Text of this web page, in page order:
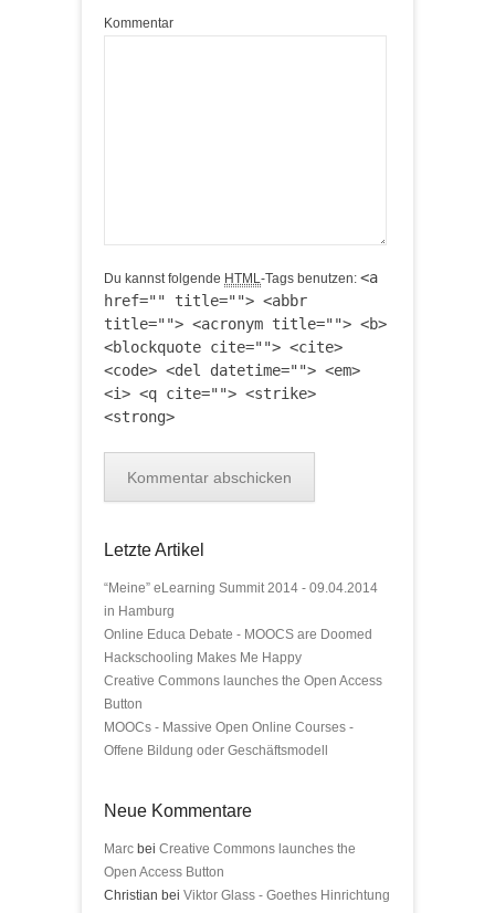
Kommentar
Du kannst folgende HTML-Tags benutzen: <a
href="" title=""> <abbr
title=""> <acronym title=""> <b>
<blockquote cite=""> <cite>
<code> <del datetime=""> <em>
<i> <q cite=""> <strike>
<strong>
Letzte Artikel
“Meine” eLearning Summit 2014 - 09.04.2014
in Hamburg
Online Educa Debate - MOOCS are Doomed
Hackschooling Makes Me Happy
Creative Commons launches the Open Access
Button
MOOCs - Massive Open Online Courses -
Offene Bildung oder Geschäftsmodell
Neue Kommentare
Marc bei Creative Commons launches the
Open Access Button
Christian bei Viktor Glass - Goethes Hinrichtung